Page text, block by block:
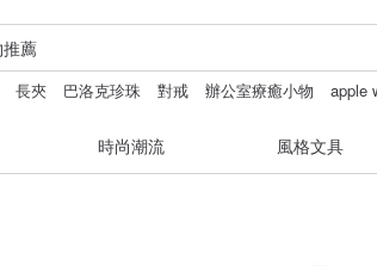
長夾 巴洛克珍珠 對戒 辦公室療癒小物
apple
時尚潮流 風格文具